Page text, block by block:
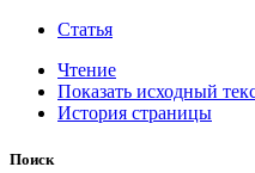
Статья
Чтение
Показать исходный
История страницы
Поиск